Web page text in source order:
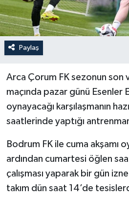
Paylaş
Arca Çorum FK sezonun son
maçında pazar günü Esenler
oynayacağı karşılaşmanın
saatlerinde yaptığı
Bodrum FK ile cuma akşamı
ardından cumartesi öğlen
çalışması yaparak bir gün izne
takım dün saat 14’de
İLÇELER
OTOPARK